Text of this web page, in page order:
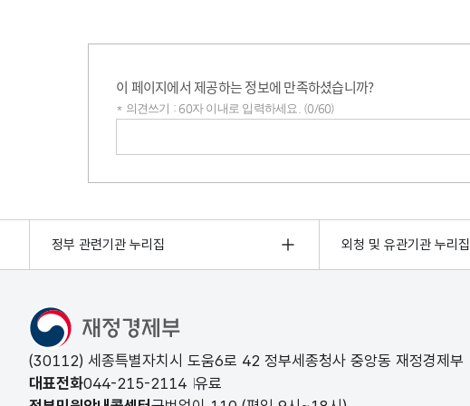
이 페이지에서 제공하는 정보에 만족하셨습니까?
* 의견쓰기 : 60자 이내로 입력하세요. (0/60)
정부 관련기관 누리집 외청 및 유관기관 누리집
(30112) 세종특별자치시 도움6로 42 정부세종청사 중앙동 재정경제부
대표전화044-215-2114 유료